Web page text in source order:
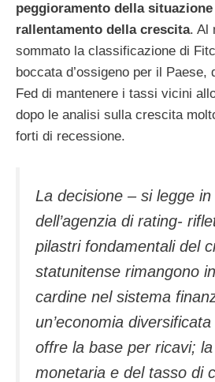
peggioramento della
rallentamento della crescita. Al
sommato la classificazione di
boccata d’ossigeno per il Paese,
Fed di mantenere i tassi vicini
dopo le analisi sulla crescita
forti di recessione.
La decisione – si legge
dell’agenzia di rating-
pilastri fondamentali del
statunitense rimangono
cardine nel sistema
un’economia
offre la base per ricavi;
monetaria e del tasso di